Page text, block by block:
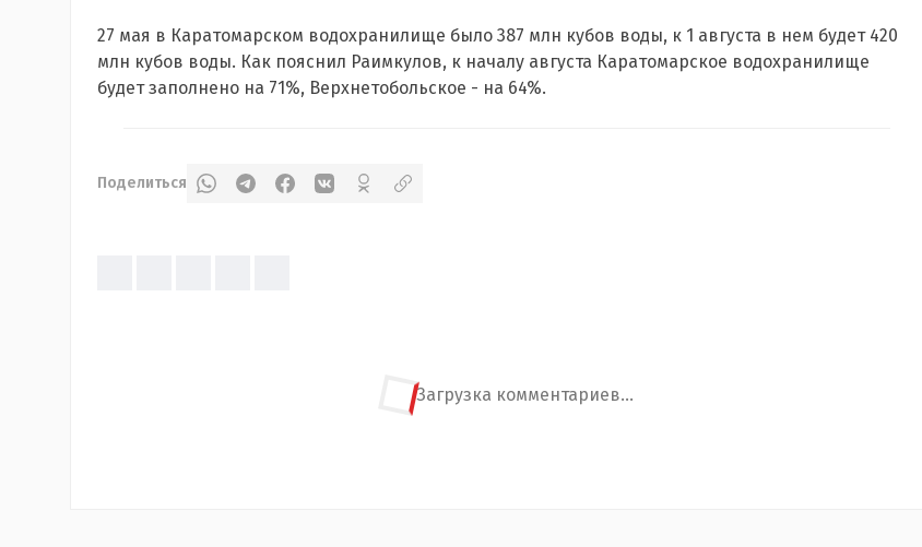
27 мая в Каратомарском водохранилище было 387 млн кубов воды, к 1 августа в нем будет 420
млн кубов воды. Как пояснил Раимкулов, к началу августа Каратомарское водохранилище
будет заполнено на 71%, Верхнетобольское - на 64%.
Поделиться
Загрузка комментариев...